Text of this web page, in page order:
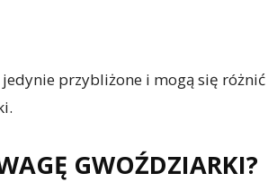
przybliżone i mogą się różnić
GWOŹDZIARKI?